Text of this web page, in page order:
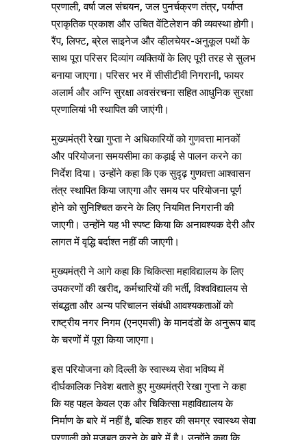
प्रणाली, वर्षा जल संचयन, जल पुनर्चक्रण तंत्र, पर्याप्त
प्राकृतिक प्रकाश और उचित वेंटिलेशन की व्यवस्था होगी।
रैंप, लिफ्ट, ब्रेल साइनेज और व्हीलचेयर-अनुकूल पथों के
साथ पूरा परिसर दिव्यांग व्यक्तियों के लिए पूरी तरह से सुलभ
बनाया जाएगा। परिसर भर में सीसीटीवी निगरानी, ​​फायर
अलार्म और अग्नि सुरक्षा अवसंरचना सहित आधुनिक सुरक्षा
प्रणालियां भी स्थापित की जाएंगी।
मुख्यमंत्री रेखा गुप्ता ने अधिकारियों को गुणवत्ता मानकों
और परियोजना समयसीमा का कड़ाई से पालन करने का
निर्देश दिया। उन्होंने कहा कि एक सुदृढ़ गुणवत्ता आश्वासन
तंत्र स्थापित किया जाएगा और समय पर परियोजना पूर्ण
होने को सुनिश्चित करने के लिए नियमित निगरानी की
जाएगी। उन्होंने यह भी स्पष्ट किया कि अनावश्यक देरी और
लागत में वृद्धि बर्दाश्त नहीं की जाएगी।
मुख्यमंत्री ने आगे कहा कि चिकित्सा महाविद्यालय के लिए
उपकरणों की खरीद, कर्मचारियों की भर्ती, विश्वविद्यालय से
संबद्धता और अन्य परिचालन संबंधी आवश्यकताओं को
राष्ट्रीय नगर निगम (एनएमसी) के मानदंडों के अनुरूप बाद
के चरणों में पूरा किया जाएगा।
इस परियोजना को दिल्ली के स्वास्थ्य सेवा भविष्य में
दीर्घकालिक निवेश बताते हुए मुख्यमंत्री रेखा गुप्ता ने कहा
कि यह पहल केवल एक और चिकित्सा महाविद्यालय के
निर्माण के बारे में नहीं है, बल्कि शहर की समग्र स्वास्थ्य सेवा